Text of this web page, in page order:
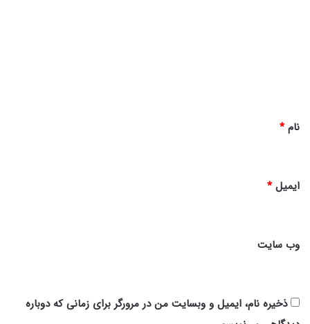
نام*
ایمیل*
وب‌ سایت
ذخیره نام، ایمیل و وبسایت من در مرورگر برای زمانی که دوباره